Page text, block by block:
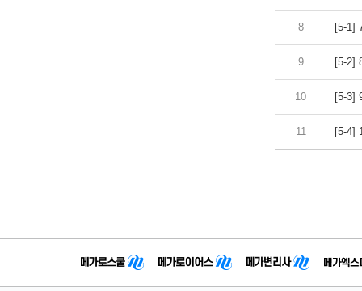
8 [5-1]
9 [5-2]
10 [5-3]
11 [5-4]